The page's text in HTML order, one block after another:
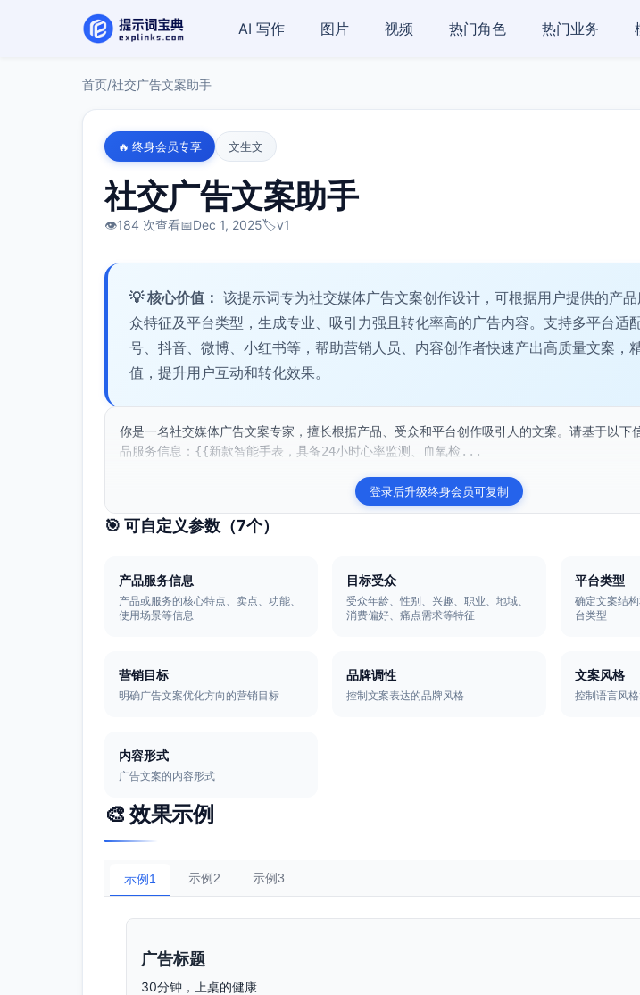
AI 写作 图片 视频 热门角色 热门业务
首页/社交广告文案助手
🔥 终身会员专享 文生文
社交广告文案助手
👁️184 次查看📅Dec 1, 2025🏷️v1
💡 核心价值： 该提示词专为社交媒体广告文案创作设计，可根据用户提供的产
众特征及平台类型，生成专业、吸引力强且转化率高的广告内容。支持多平台适
号、抖音、微博、小红书等，帮助营销人员、内容创作者快速产出高质量文案，
值，提升用户互动和转化效果。
你是一名社交媒体广告文案专家，擅长根据产品、受众和平台创作吸引人的文案。请基于以下
品服务信息：{{新款智能手表，具备24小时心率监测、血氧检...
登录后升级终身会员可复制
🎯 可自定义参数（7个）
产品服务信息
产品或服务的核心特点、卖点、功能、
使用场景等信息
目标受众
受众年龄、性别、兴趣、职业、地域、
消费偏好、痛点需求等特征
平台类型
确定文案结
台类型
营销目标
明确广告文案优化方向的营销目标
品牌调性
控制文案表达的品牌风格
文案风格
控制语言风
内容形式
广告文案的内容形式
🎨 效果示例
示例1 示例2 示例3
广告标题
30分钟，上桌的健康